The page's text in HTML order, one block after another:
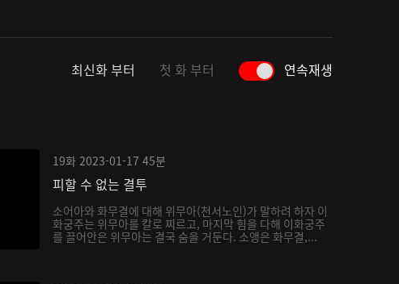
최신화 부터 첫 화 부터 연속재생
19화 2023-01-17 45분
피할 수 없는 결투
소어아와 화무결에 대해 위무아(천서노인)가 말하려 하자 이
화궁주는 위무아를 칼로 찌르고, 마지막 힘을 다해 이화궁주
를 끌어안은 위무아는 결국 숨을 거둔다. 소앵은 화무결,...